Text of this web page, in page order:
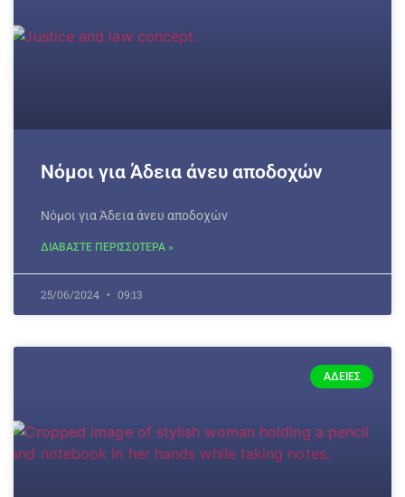
Νόμοι για Άδεια άνευ αποδοχών
Νόμοι για Άδεια άνευ αποδοχών
ΔΙΑΒΑΣΤΕ ΠΕΡΙΣΣΟΤΕΡΑ »
25/06/2024 09:13
ΆΔΕΙΕΣ